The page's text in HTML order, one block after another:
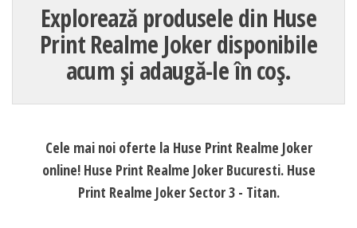
Explorează produsele din Huse
Print Realme Joker disponibile
acum și adaugă-le în coș.
Cele mai noi oferte la Huse Print Realme Joker
online! Huse Print Realme Joker Bucuresti. Huse
Print Realme Joker Sector 3 - Titan.